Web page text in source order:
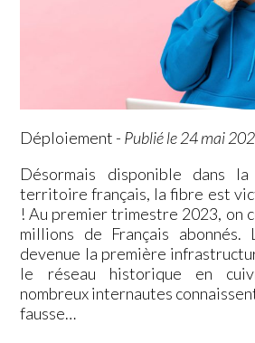
Déploiement - Publié le 24 mai
Désormais disponible dans
territoire français, la fibre est
! Au premier trimestre 2023, on
millions de Français
devenue la première
le réseau historique en
nombreux internautes
fausse…